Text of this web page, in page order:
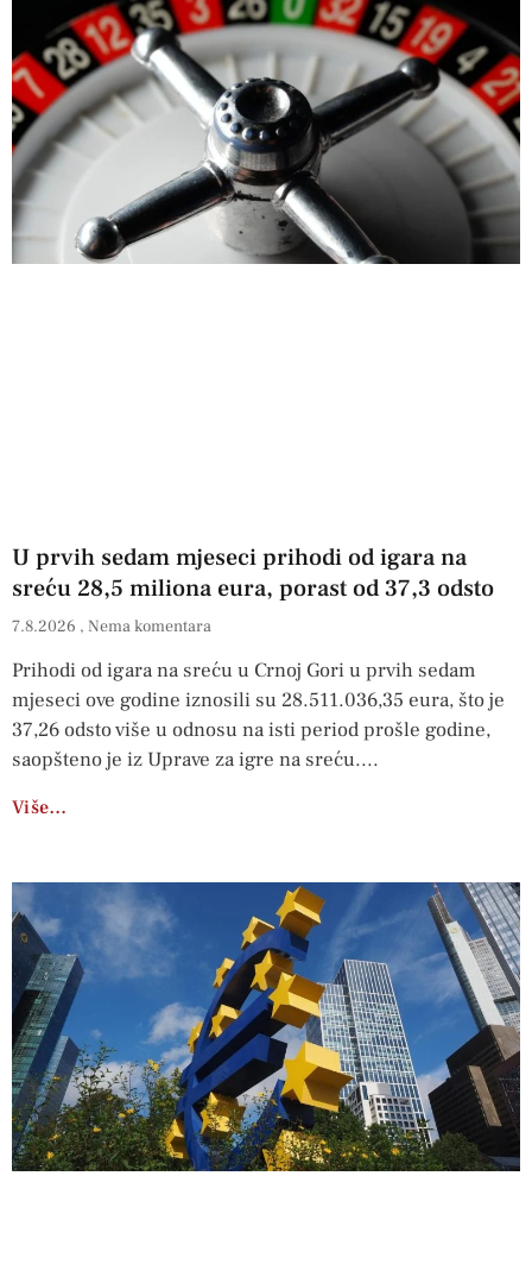
U prvih sedam mjeseci prihodi od igara na
sreću 28,5 miliona eura, porast od 37,3 odsto
7.8.2026 Nema komentara
Prihodi od igara na sreću u Crnoj Gori u prvih sedam
mjeseci ove godine iznosili su 28.511.036,35 eura, što je
37,26 odsto više u odnosu na isti period prošle godine,
saopšteno je iz Uprave za igre na sreću.
Više…